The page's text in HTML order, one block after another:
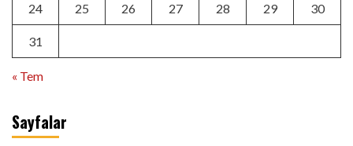
24 25 26 27 28 29 30
31
« Tem
Sayfalar